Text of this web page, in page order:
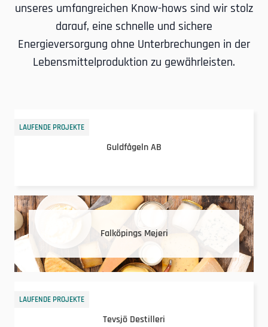
unseres umfangreichen Know-hows sind wir stolz
darauf, eine schnelle und sichere
Energieversorgung ohne Unterbrechungen in der
Lebensmittelproduktion zu gewährleisten.
LAUFENDE PROJEKTE
Guldfågeln AB
Falköpings Mejeri
LAUFENDE PROJEKTE
Tevsjö Destilleri